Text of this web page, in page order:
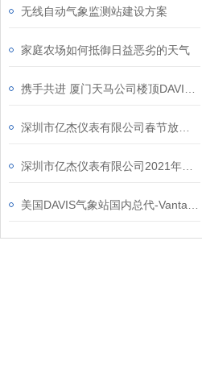
无线自动气象监测站建设方案
家庭农场如何抵御日益恶劣的天气